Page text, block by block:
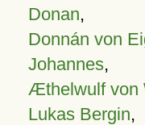
Donan,
Donnán von
Johannes,
Æthelwulf von
Lukas Bergin,